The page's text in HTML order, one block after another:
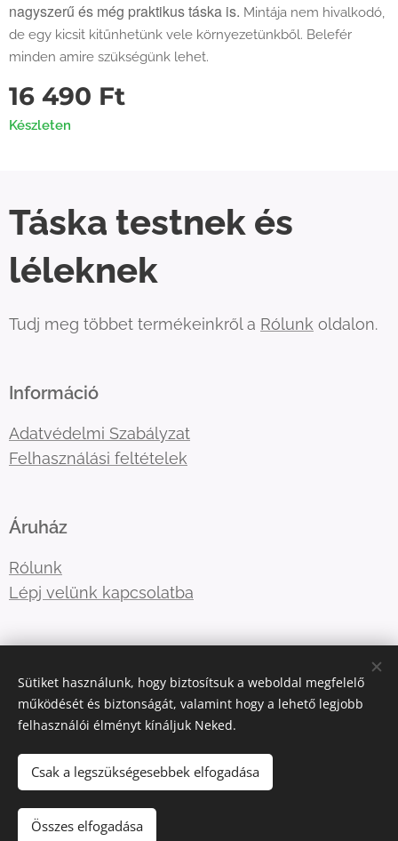
nagyszerű és még praktikus táska is. Mintája nem hivalkodó,
de egy kicsit kitűnhetünk vele környezetünkből. Belefér
minden amire szükségünk lehet.
16 490 Ft
Készleten
Táska testnek és
léleknek
Tudj meg többet termékeinkről a Rólunk oldalon.
Információ
Adatvédelmi Szabályzat
Felhasználási feltételek
Áruház
Rólunk
Lépj velünk kapcsolatba
tre3famili@gmail.com
Telefonszám:+36-30-5177410
Sütiket használunk, hogy biztosítsuk a weboldal megfelelő
működését és biztonságát, valamint hogy a lehető legjobb
felhasználói élményt kínáljuk Neked.
Csak a legszükségesebbek elfogadása
Összes elfogadása